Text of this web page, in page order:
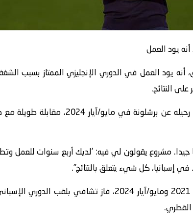
يود العمل
أنه يود العمل في الدوري الإنجليزي الممتاز بسبب
النتائج.
وأجرى تشافي، الذي لم يتول تدريب أي فريق منذ
مشروع يقولون لي فيه: 'لديك أربع سنوات للعمل
إسبانيا، كل شيء يتعلق بالنتائج".
وخلال توليه تدريب برشلونة، بين نوفمبر/تشرين ثان 2021 ومايو/